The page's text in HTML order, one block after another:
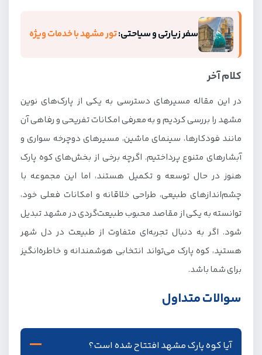
سفر زیارتی و سیاحتی:تور مشهد با خدمات ویژه
کلام آخر
در این مقاله مسیرهای دسترسی به یکی از پارک‌های نوین
مشهد را بررسی کردیم و به معرفی امکانات تفریحی و رفاهی آن
مانند فودکارها، سینمای ماشین، مسیرهای دوچرخه سواری و
آبشارهای متنوع پرداختیم. اگرچه برخی از بخش‌های کوه پارک
هنوز در حال توسعه و تکمیل هستند، اما این مجموعه با
چشم‌اندازهای طبیعی، طراحی خلاقانه و امکانات فعلی خود،
توانسته به یکی از مقاصد محبوب طبیعت‌گردی در مشهد تبدیل
شود. اگر به دنبال تجربه‌ای متفاوت از طبیعت در دل شهر
هستید، کوه پارک می‌تواند انتخابی هوشمندانه و خاطره‌انگیز
برای شما باشد.
سوالات متداول
آیا کوه پارک مشهد افتتاح شده است؟